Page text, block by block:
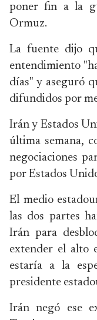
poner fin a la
Ormuz.
La fuente dijo
entendimiento
días" y aseguró
difundidos por
Irán y Estados
última semana,
negociaciones
por Estados
El medio
las dos partes
Irán para
extender el alto
estaría a la
presidente
Irán negó ese